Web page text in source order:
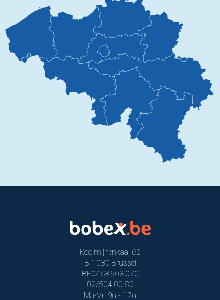
Koolmijnenkaai 62
B-1080 Brussel
BE0468.503.070
02/504 00 80
Ma-Vr: 9u - 17u